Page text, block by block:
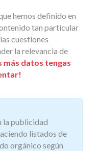
hemos definido en
tan particular
cuestiones
la relevancia de
más datos tengas
la publicidad
listados de
orgánico según